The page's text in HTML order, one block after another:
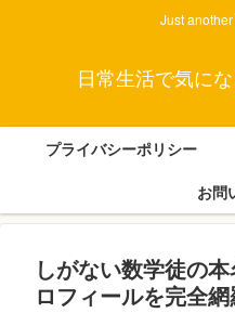
Just
日常生活で気に
プライバシーポリシー
お問
しがない数学徒の
ロフィールを完全網